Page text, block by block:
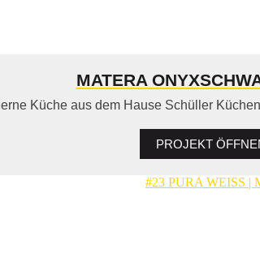
MATERA
Küche aus dem Hause Schüller
PROJEKT